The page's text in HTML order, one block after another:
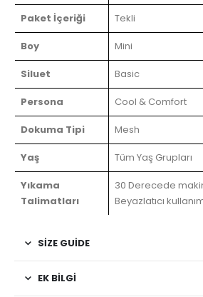
Paket İçeriği Tekli
Boy Mini
Siluet Basic
Persona Cool & Comfort
Dokuma Tipi Mesh
Yaş Tüm Yaş Grupları
Yıkama
Talimatları
30 Derecede
Beyazlatıcı
SIZE GUIDE
EK BILGI